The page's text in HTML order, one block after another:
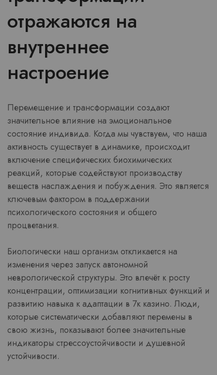
отражаются на
внутреннее
настроение
Перемещение и трансформации создают
значительное влияние на эмоциональное
состояние индивида. Когда мы чувствуем, что наша
активность существует в динамике, происходит
включение специфических биохимических
реакций, которые содействуют производству
веществ наслаждения и побуждения. Это является
ключевым фактором в поддержании
психологического состояния и общего
процветания.
Биологически наш организм откликается на
изменения через запуск автономной
неврологической структуры. Это влечёт к росту
концентрации, оптимизации когнитивных функций и
развитию навыка к адаптации в 7к казино. Люди,
которые систематически добавляют перемены в
свою жизнь, показывают более значительные
индикаторы стрессоустойчивости и душевной
устойчивости.